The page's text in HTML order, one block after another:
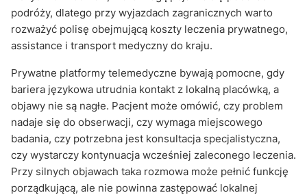
podróży, dlatego przy wyjazdach zagranicznych warto
rozważyć polisę obejmującą koszty leczenia prywatnego,
assistance i transport medyczny do kraju.
Prywatne platformy telemedyczne bywają pomocne, gdy
bariera językowa utrudnia kontakt z lokalną placówką, a
objawy nie są nagłe. Pacjent może omówić, czy problem
nadaje się do obserwacji, czy wymaga miejscowego
badania, czy potrzebna jest konsultacja specjalistyczna,
czy wystarczy kontynuacja wcześniej zaleconego leczenia.
Przy silnych objawach taka rozmowa może pełnić funkcję
porządkującą, ale nie powinna zastępować lokalnej